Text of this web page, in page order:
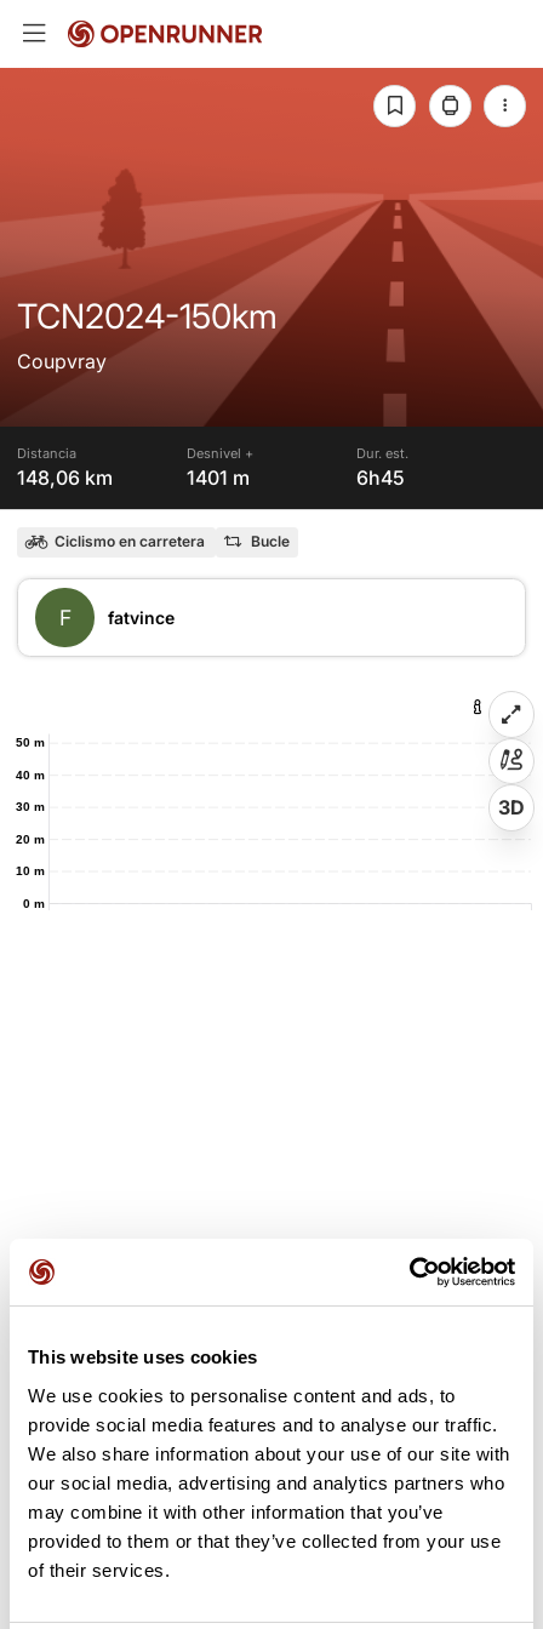
This website uses cookies
We use cookies to personalise content and ads, to
provide social media features and to analyse our traffic.
We also share information about your use of our site with
our social media, advertising and analytics partners who
may combine it with other information that you’ve
provided to them or that they’ve collected from your use
of their services.
TCN2024-150km
Coupvray
Distancia
148,06 km
Desnivel +
1401 m
Dur. est.
6h45
Ciclismo en carretera Bucle
F fatvince
0 m
10 m
20 m
30 m
40 m
50 m
3D
completado? ¡Deja la primera opinión!
Añadir una opinión
Resumen